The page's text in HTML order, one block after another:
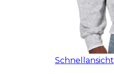
Schnellansicht